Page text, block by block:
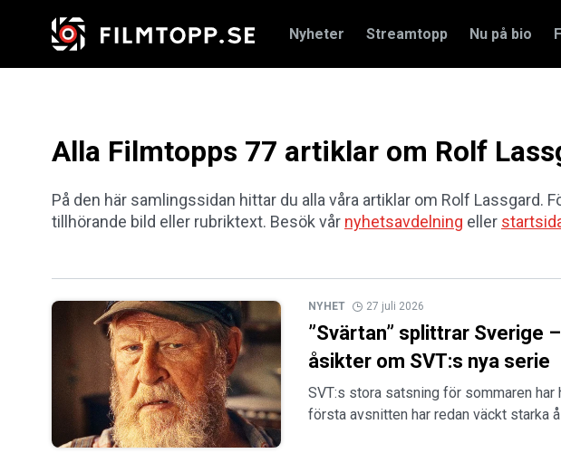
Nyheter Streamtopp Nu på bio
Alla Filmtopps 77 artiklar om Rolf
På den här samlingssidan hittar du alla våra artiklar om Rolf Lassgard.
tillhörande bild eller rubriktext. Besök vår nyhetsavdelning eller
NYHET 27 juli 2026
”Svärtan” splittrar Sverige
åsikter om SVT:s nya serie
SVT:s stora satsning för sommaren
första avsnitten har redan väckt starka